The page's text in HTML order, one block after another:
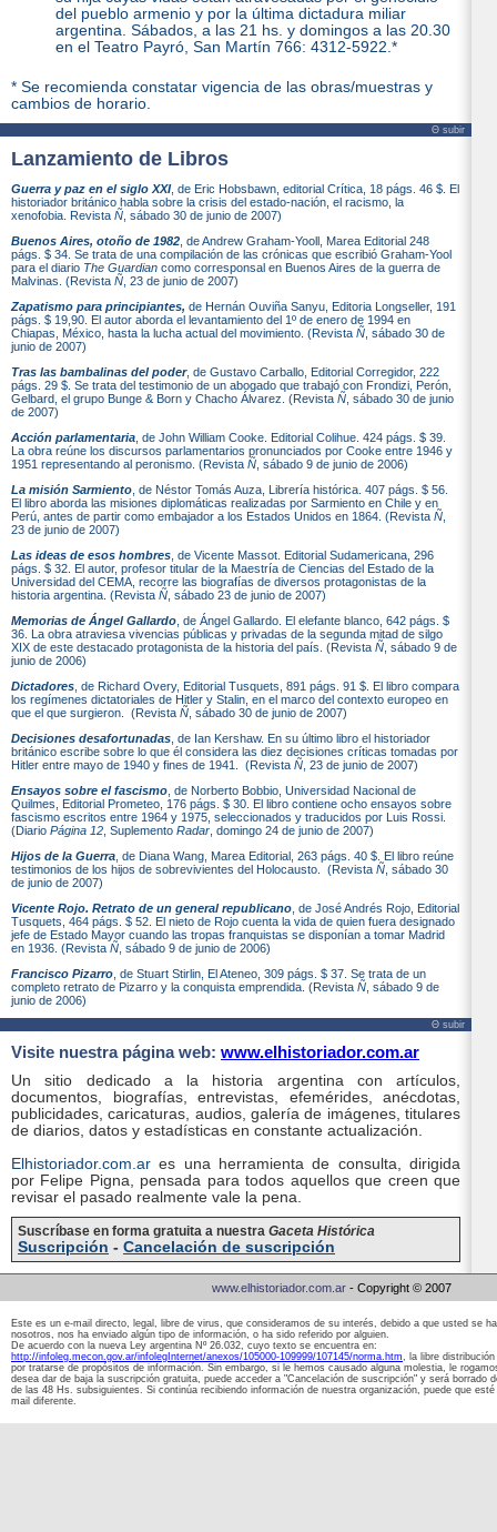
del pueblo armenio y por la última dictadura miliar
argentina. Sábados, a las 21 hs. y domingos a las 20.30
en el Teatro Payró, San Martín 766: 4312-5922.*
* Se recomienda constatar vigencia de las obras/muestras y
cambios de horario.
Θ subir
Lanzamiento de Libros
Guerra y paz en el siglo XXI, de Eric Hobsbawn, editorial Crítica, 18 págs. 46 $. El
historiador británico habla sobre la crisis del estado-nación, el racismo, la
xenofobia. Revista Ñ , sábado 30 de junio de 2007)
Buenos Aires, otoño de 1982 , de Andrew Graham-Yooll, Marea Editorial 248
págs. $ 34. Se trata de una compilación de las crónicas que escribió Graham-Yool
para el diario The Guardian como corresponsal en Buenos Aires de la guerra de
Malvinas. (Revista Ñ , 23 de junio de 2007)
Zapatismo para principiantes, de Hernán Ouviña Sanyu, Editoria Longseller, 191
págs. $ 19,90. El autor aborda el levantamiento del 1º de enero de 1994 en
Chiapas, México, hasta la lucha actual del movimiento. (Revista Ñ , sábado 30 de
junio de 2007)
Tras las bambalinas del poder, de Gustavo Carballo, Editorial Corregidor, 222
págs. 29 $. Se trata del testimonio de un abogado que trabajó con Frondizi, Perón,
Gelbard, el grupo Bunge & Born y Chacho Álvarez. (Revista Ñ , sábado 30 de junio
de 2007)
Acción parlamentaria , de John William Cooke. Editorial Colihue. 424 págs. $ 39.
La obra reúne los discursos parlamentarios pronunciados por Cooke entre 1946 y
1951 representando al peronismo. (Revista Ñ , sábado 9 de junio de 2006)
La misión Sarmiento , de Néstor Tomás Auza, Librería histórica. 407 págs. $ 56.
El libro aborda las misiones diplomáticas realizadas por Sarmiento en Chile y en
Perú, antes de partir como embajador a los Estados Unidos en 1864. (Revista Ñ
23 de junio de 2007)
Las ideas de esos hombres , de Vicente Massot. Editorial Sudamericana, 296
págs. $ 32. El autor, profesor titular de la Maestría de Ciencias del Estado de la
Universidad del CEMA, recorre las biografías de diversos protagonistas de la
historia argentina. (Revista Ñ , sábado 23 de junio de 2007)
Memorias de Ángel Gallardo , de Ángel Gallardo. El elefante blanco, 642 págs. $
36. La obra atraviesa vivencias públicas y privadas de la segunda mitad de silgo
XIX de este destacado protagonista de la historia del país. (Revista Ñ , sábado 9 de
junio de 2006)
Dictadores , de Richard Overy, Editorial Tusquets, 891 págs. 91 $. El libro compara
los regímenes dictatoriales de Hitler y Stalin, en el marco del contexto europeo en
que el que surgieron. (Revista Ñ , sábado 30 de junio de 2007)
Decisiones desafortunadas , de Ian Kershaw. En su último libro el historiador
británico escribe sobre lo que él considera las diez decisiones críticas tomadas por
Hitler entre mayo de 1940 y fines de 1941. (Revista Ñ , 23 de junio de 2007)
Ensayos sobre el fascismo , de Norberto Bobbio, Universidad Nacional de
Quilmes, Editorial Prometeo, 176 págs. $ 30. El libro contiene ocho ensayos sobre
fascismo escritos entre 1964 y 1975, seleccionados y traducidos por Luis Rossi.
(Diario Página 12 , Suplemento Radar , domingo 24 de junio de 2007)
Hijos de la Guerra , de Diana Wang, Marea Editorial, 263 págs. 40 $. El libro reúne
testimonios de los hijos de sobrevivientes del Holocausto. (Revista Ñ , sábado 30
de junio de 2007)
Vicente Rojo. Retrato de un general republicano , de José Andrés Rojo, Editorial
Tusquets, 464 págs. $ 52. El nieto de Rojo cuenta la vida de quien fuera designado
jefe de Estado Mayor cuando las tropas franquistas se disponían a tomar Madrid
en 1936. (Revista Ñ , sábado 9 de junio de 2006)
Francisco Pizarro , de Stuart Stirlin, El Ateneo, 309 págs. $ 37. Se trata de un
completo retrato de Pizarro y la conquista emprendida. (Revista Ñ , sábado 9 de
junio de 2006)
Θ subir
Visite nuestra página web: www.elhistoriador.com.ar
Un sitio dedicado a la historia argentina con artículos,
documentos, biografías, entrevistas, efemérides, anécdotas,
publicidades, caricaturas, audios, galería de imágenes, titulares
de diarios, datos y estadísticas en constante actualización.
Elhistoriador.com.ar es una herramienta de consulta, dirigida
por Felipe Pigna, pensada para todos aquellos que creen que
revisar el pasado realmente vale la pena.
Suscríbase en forma gratuita a nuestra Gaceta Histórica
Suscripción - Cancelación de suscripción
www.elhistoriador.com.ar - Copyright © 2007
Este es un e-mail directo, legal, libre de virus, que consideramos de su interés, debido a que usted se
nosotros, nos ha enviado algún tipo de información, o ha sido referido por alguien.
De acuerdo con la nueva Ley argentina Nº 26.032, cuyo texto se encuentra en:
http://infoleg.mecon.gov.ar/infolegInternet/anexos/105000-109999/107145/norma.htm, la libre
por tratarse de propósitos de información. Sin embargo, si le hemos causado alguna molestia, le
desea dar de baja la suscripción gratuita, puede acceder a "Cancelación de suscripción" y será borrado
de las 48 Hs. subsiguientes. Si continúa recibiendo información de nuestra organización, puede que
mail diferente.